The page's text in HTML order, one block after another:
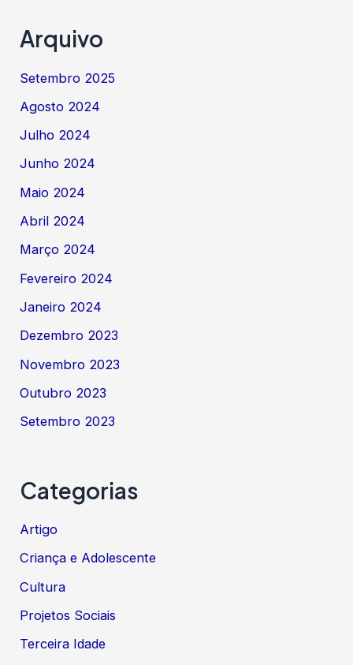
Arquivo
Setembro 2025
Agosto 2024
Julho 2024
Junho 2024
Maio 2024
Abril 2024
Março 2024
Fevereiro 2024
Janeiro 2024
Dezembro 2023
Novembro 2023
Outubro 2023
Setembro 2023
Categorias
Artigo
Criança e Adolescente
Cultura
Projetos Sociais
Terceira Idade